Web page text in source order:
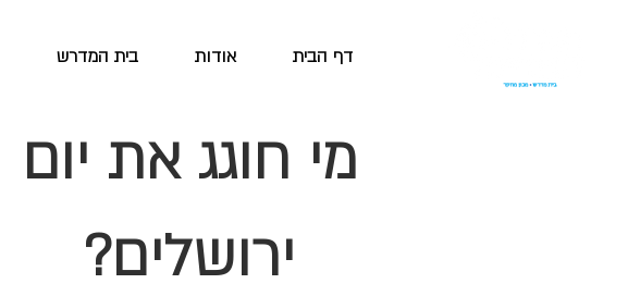
דף הבית אודות בית המדרש
מי חוגג את יום
ירושלים?